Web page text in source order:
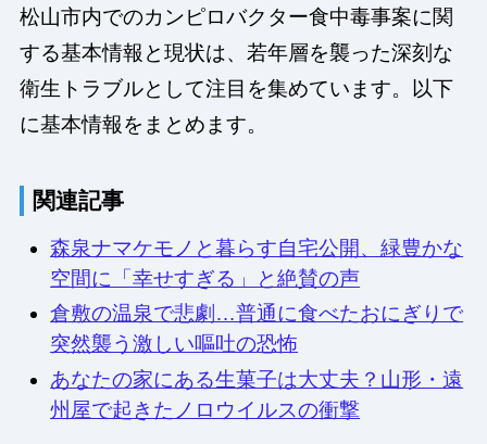
松山市内でのカンピロバクター食中毒事案に関
する基本情報と現状は、若年層を襲った深刻な
衛生トラブルとして注目を集めています。以下
に基本情報をまとめます。
関連記事
森泉ナマケモノと暮らす自宅公開、緑豊かな
空間に「幸せすぎる」と絶賛の声
倉敷の温泉で悲劇…普通に食べたおにぎりで
突然襲う激しい嘔吐の恐怖
あなたの家にある生菓子は大丈夫？山形・遠
州屋で起きたノロウイルスの衝撃